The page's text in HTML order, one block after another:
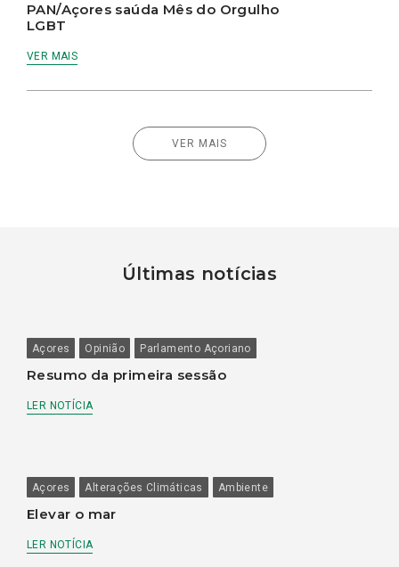
PAN/Açores saúda Mês do Orgulho
LGBT
VER MAIS
VER MAIS
Últimas notícias
Açores Opinião Parlamento Açoriano
Resumo da primeira sessão
LER NOTÍCIA
Açores Alterações Climáticas Ambiente
Elevar o mar
LER NOTÍCIA